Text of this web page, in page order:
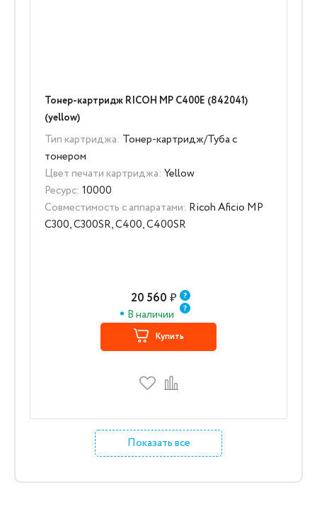
Тонер-картридж RICOH MP C400E (842041)
(yellow)
Тип картриджа: Тонер-картридж/Туба с
тонером
Цвет печати картриджа: Yellow
Ресурс: 10000
Совместимость с аппаратами: Ricoh Aficio MP
C300, C300SR, C400, C400SR
20 560 ₽
В наличии
Купить
Показать все